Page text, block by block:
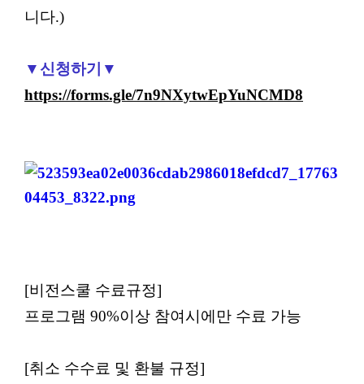
니다.)
▼신청하기▼
https://forms.gle/7n9NXytwEpYuNCMD8
[비전스쿨 수료규정]
프로그램 90%이상 참여시에만 수료 가능
[취소 수수료 및 환불 규정]